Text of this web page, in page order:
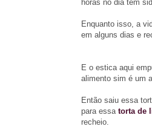
horas no dia tem
Enquanto isso, a
em alguns dias e
E o estica aqui
alimento sim é um
Então saiu essa
para essa torta de
recheio.